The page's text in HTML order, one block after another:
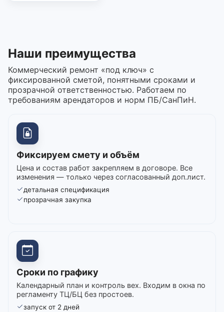
Наши преимущества
Коммерческий ремонт «под ключ» с
фиксированной сметой, понятными сроками и
прозрачной ответственностью. Работаем по
требованиям арендаторов и норм ПБ/СанПиН.
Фиксируем смету и объём
Цена и состав работ закрепляем в договоре. Все
изменения — только через согласованный доп.лист.
детальная спецификация
прозрачная закупка
Сроки по графику
Календарный план и контроль вех. Входим в окна по
регламенту ТЦ/БЦ без простоев.
запуск от 2 дней